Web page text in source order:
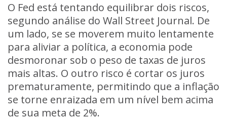
O Fed está tentando equilibrar dois riscos,
segundo análise do Wall Street Journal. De
um lado, se se moverem muito lentamente
para aliviar a política, a economia pode
desmoronar sob o peso de taxas de juros
mais altas. O outro risco é cortar os juros
prematuramente, permitindo que a inflação
se torne enraizada em um nível bem acima
de sua meta de 2%.